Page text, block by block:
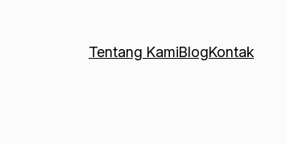
Tentang KamiBlogKontak